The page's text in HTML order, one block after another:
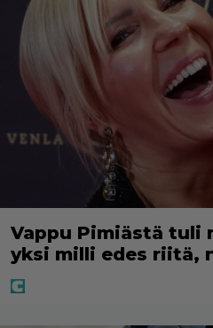
Vappu Pimiästä tuli
yksi milli edes riitä,